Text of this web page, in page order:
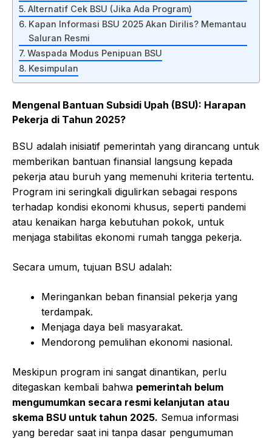
Alternatif Cek BSU (Jika Ada Program)
Kapan Informasi BSU 2025 Akan Dirilis? Memantau
Saluran Resmi
Waspada Modus Penipuan BSU
Kesimpulan
Mengenal Bantuan Subsidi Upah (BSU): Harapan
Pekerja di Tahun 2025?
BSU adalah inisiatif pemerintah yang dirancang untuk
memberikan bantuan finansial langsung kepada
pekerja atau buruh yang memenuhi kriteria tertentu.
Program ini seringkali digulirkan sebagai respons
terhadap kondisi ekonomi khusus, seperti pandemi
atau kenaikan harga kebutuhan pokok, untuk
menjaga stabilitas ekonomi rumah tangga pekerja.
Secara umum, tujuan BSU adalah:
Meringankan beban finansial pekerja yang
terdampak.
Menjaga daya beli masyarakat.
Mendorong pemulihan ekonomi nasional.
Meskipun program ini sangat dinantikan, perlu
ditegaskan kembali bahwa pemerintah belum
mengumumkan secara resmi kelanjutan atau
skema BSU untuk tahun 2025. Semua informasi
yang beredar saat ini tanpa dasar pengumuman